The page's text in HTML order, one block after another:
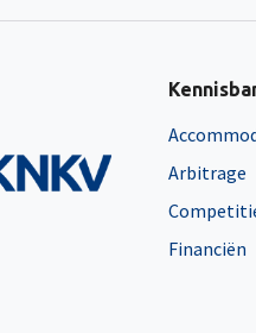
Arbitrage
Financiën